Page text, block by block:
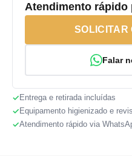
Atendimento rápido
SOLICITAR
Falar
Entrega e retirada incluídas
Equipamento higienizado e
Atendimento rápido via